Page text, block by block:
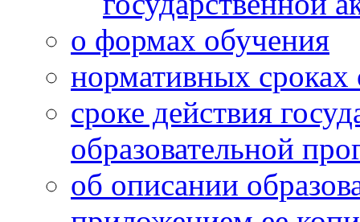
о формах обучения
нормативных сроках
сроке действия
образовательной
об описании